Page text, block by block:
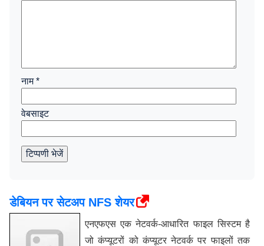
नाम*
वेबसाइट
टिप्पणी भेजें
डेबियन पर सेटअप NFS शेयर
एनएफएस एक नेटवर्क-आधारित फाइल सिस्टम है
जो कंप्यूटरों को कंप्यूटर नेटवर्क पर फाइलों तक